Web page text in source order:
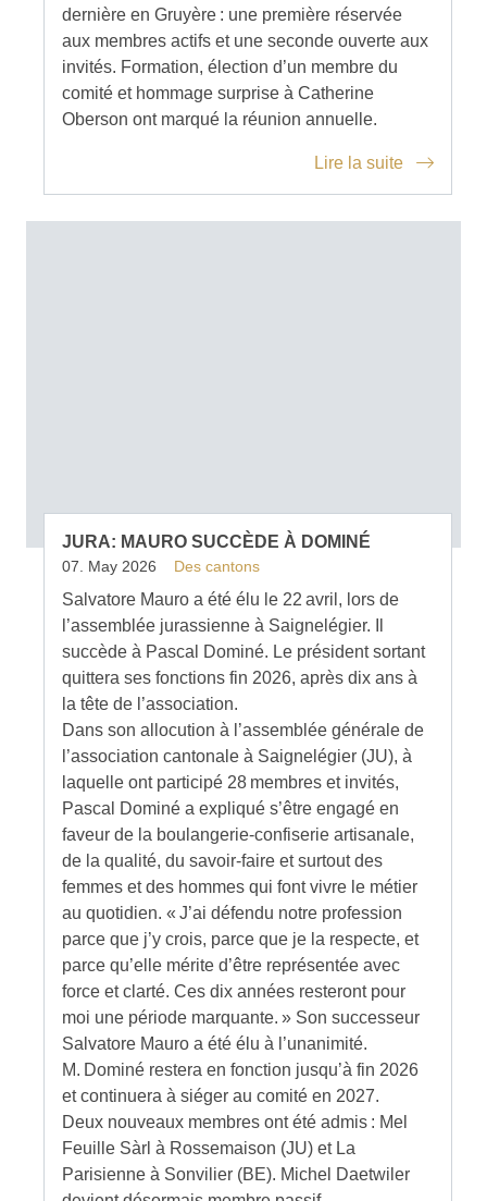
dernière en Gruyère : une première réservée
aux membres actifs et une seconde ouverte aux
invités. Formation, élection d’un membre du
comité et hommage surprise à Catherine
Oberson ont marqué la réunion annuelle.
Lire la suite
JURA: MAURO SUCCÈDE À DOMINÉ
07. May 2026 Des cantons
Salvatore Mauro a été élu le 22 avril, lors de
l’assemblée jurassienne à Saignelégier. Il
succède à Pascal Dominé. Le président sortant
quittera ses fonctions fin 2026, après dix ans à
la tête de l’association.
Dans son allocution à l’assemblée générale de
l’association cantonale à Saignelégier (JU), à
laquelle ont participé 28 membres et invités,
Pascal Dominé a expliqué s’être engagé en
faveur de la boulangerie-confiserie artisanale,
de la qualité, du savoir-faire et surtout des
femmes et des hommes qui font vivre le métier
au quotidien. « J’ai défendu notre profession
parce que j’y crois, parce que je la respecte, et
parce qu’elle mérite d’être représentée avec
force et clarté. Ces dix années resteront pour
moi une période marquante. » Son successeur
Salvatore Mauro a été élu à l’unanimité.
M. Dominé restera en fonction jusqu’à fin 2026
et continuera à siéger au comité en 2027.
Deux nouveaux membres ont été admis : Mel
Feuille Sàrl à Rossemaison (JU) et La
Parisienne à Sonvilier (BE). Michel Daetwiler